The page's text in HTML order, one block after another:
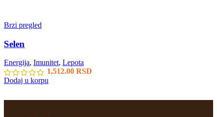
Brzi pregled
Selen
Energija, Imunitet, Lepota
1,512.00 RSD
Dodaj u korpu